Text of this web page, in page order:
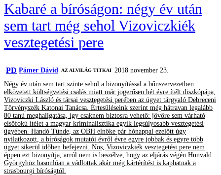
Kabaré a bíróságon: négy év után
sem tart még sehol Vizoviczkiék
vesztegetési pere
PD Pámer Dávid AZ ALVILÁG TITKAI 2018 november 23.
Négy év után sem tart szinte sehol a bizonyítással a bűnszervezetben
elkövetett költségvetési csalás miatt már jogerősen hét évre ítélt diszkópápa,
Vizoviczki László és társai vesztegetési perében az ügyet tárgyaló Debreceni
Törvényszék Katonai Tanácsa. Értesüléseink szerint még hátravan legalább
80 tanú meghallgatása, így csaknem biztosra vehető: jövőre sem várható
elsőfokú ítélet a magyar kriminalisztika egyik legsúlyosabb vesztegetési
ügyében. Handó Tünde, az OBH elnöke pár hónappal ezelőtt úgy
nyilatkozott, a bíróságok mutatói évről évre egyre jobbak és egyre több
ügyet sikerül időben befejezni. Nos, Vizoviczkiék vesztegetési pere nem
éppen ezt bizonyítja, arról nem is beszélve, hogy az eljárás végén Hunvald
Györgyhöz hasonlóan a vádlottak akár még kártérítést is kaphatnak a
strasbourgi bíróságtól.